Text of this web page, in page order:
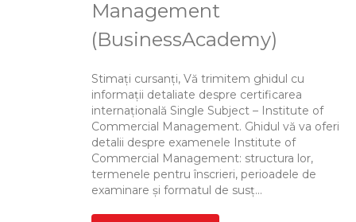
Management
(BusinessAcademy)
Stimați cursanți, Vă trimitem ghidul cu
informații detaliate despre certificarea
internațională Single Subject – Institute of
Commercial Management. Ghidul vă va oferi
detalii despre examenele Institute of
Commercial Management: structura lor,
termenele pentru înscrieri, perioadele de
examinare și formatul de susț...